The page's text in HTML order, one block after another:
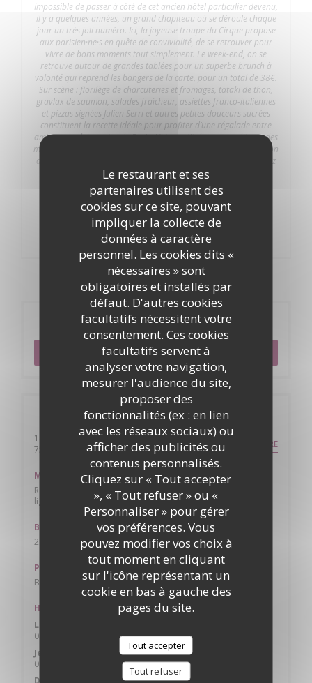
Le restaurant et ses
partenaires utilisent des
cookies sur ce site, pouvant
impliquer la collecte de
données à caractère
personnel. Les cookies dits «
nécessaires » sont
obligatoires et installés par
défaut. D'autres cookies
facultatifs nécessitent votre
consentement. Ces cookies
facultatifs servent à
analyser votre navigation,
mesurer l'audience du site,
proposer des
fonctionnalités (ex : en lien
avec les réseaux sociaux) ou
afficher des publicités ou
contenus personnalisés.
Cliquez sur « Tout accepter
», « Tout refuser » ou «
Personnaliser » pour gérer
vos préférences. Vous
pouvez modifier vos choix à
tout moment en cliquant
sur l'icône représentant un
cookie en bas à gauche des
pages du site.
Tout accepter
Tout refuser
Impossible de passer à côté de cet ancien hôtel particulier devenu,
il y a quelques années, un grand chapiteau où se déroule chaque
jour un très joli numéro. Ici, la joyeuse troupe du Cirque propose
aux parisien·ne·s en quête de convivialité, de se retrouver pour
vivre de bons moments tout simplement. Le week-end, on se
retrouve autour de grandes tablées pour un superbe brunch à
volonté qui reprend les bangers de la carte, pour un total de 38€.
Sur scène : florilège de charcuteries et fromages, tataki de thon,
gravlax de saumon, salades fraîcheur, assiettes franco-italiennes
et pizzas signées Julien Serri et autres petites douceurs sucrées
constituent la recette idéale pour profiter d’une régalade entre
ami·e·s, en plein centre de Paris. Notre petit doigt nous dit que des
magiciens et autres performeur·euse·s font parfois leur apparition
au cours du week-end pour amuser petits et grands. Vous l’aurez
compris : parisiens, parisiennes… Entrez dans l’arène !
38,00 EUR
Réservation
RÉSERVER
Infos pratiques
141 rue saint Martin
75004 Paris
((ouvre une nouvelle fenêtre)) ITINÉRAIRE
Métro
Rambuteau ligne 11, Hôtel de ville lignes 1 & 11, Châtelet
lignes 4, 7, 11 & 14 + RER
Bus
29, 75, 96
Parking
Beaubourg Horloge, Georges Pompidou, Sébastopol
Horaires
Lun
08h00 - 02h00
Jeu
08h00 - 05h00
Dimanche